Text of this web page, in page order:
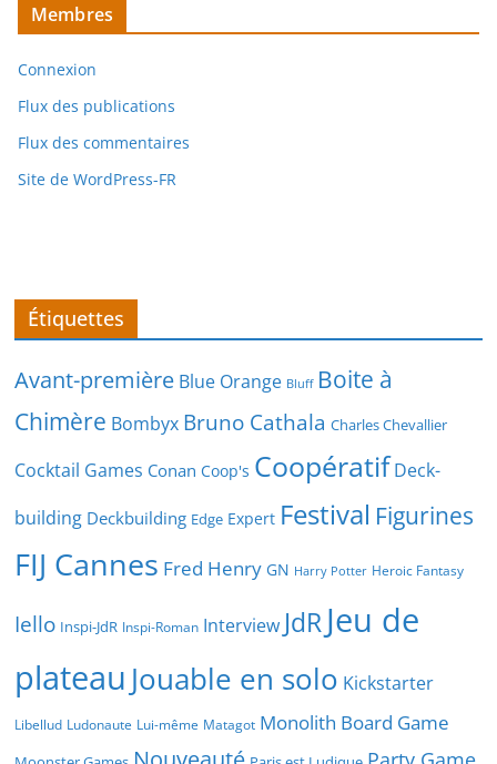
Membres
Connexion
Flux des publications
Flux des commentaires
Site de WordPress-FR
Étiquettes
Avant-première Blue Orange Bluff Boite à
Chimère Bombyx Bruno Cathala Charles Chevallier
Cocktail Games Conan Coop's Coopératif Deck-
building Deckbuilding Edge Expert Festival Figurines
FIJ Cannes Fred Henry GN Harry Potter Heroic Fantasy
Iello Inspi-JdR Inspi-Roman Interview JdRJeu de
plateau Jouable en solo Kickstarter
Libellud Ludonaute Lui-même Matagot Monolith Board Game